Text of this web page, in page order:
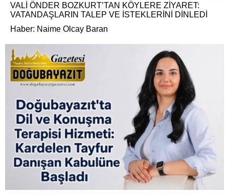
VALİ ÖNDER BOZKURT’TAN KÖYLERE ZİYARET:
VATANDAŞLARIN TALEP VE İSTEKLERİNİ DİNLEDİ
Haber: Naime Olcay Baran